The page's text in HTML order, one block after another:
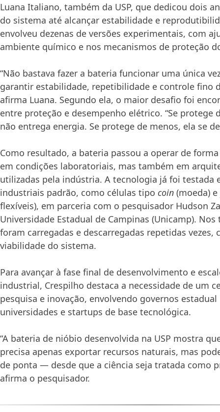
Luana Italiano, também da USP, que dedicou dois
do sistema até alcançar estabilidade e
envolveu dezenas de versões experimentais, com
ambiente químico e nos mecanismos de proteção
“Não bastava fazer a bateria funcionar uma única
garantir estabilidade, repetibilidade e controle fino
afirma Luana. Segundo ela, o maior desafio foi
entre proteção e desempenho elétrico. “Se protege
não entrega energia. Se protege de menos, ela se
Como resultado, a bateria passou a operar de
em condições laboratoriais, mas também em
utilizadas pela indústria. A tecnologia já foi testada
industriais padrão, como células tipo coin (moeda) e
flexíveis), em parceria com o pesquisador Hudson
Universidade Estadual de Campinas (Unicamp).
foram carregadas e descarregadas repetidas vezes,
viabilidade do sistema.
Para avançar à fase final de desenvolvimento e
industrial, Crespilho destaca a necessidade de um
pesquisa e inovação, envolvendo governos estadual
universidades e startups de base tecnológica.
“A bateria de nióbio desenvolvida na USP mostra
precisa apenas exportar recursos naturais, mas
de ponta — desde que a ciência seja tratada como
afirma o pesquisador.